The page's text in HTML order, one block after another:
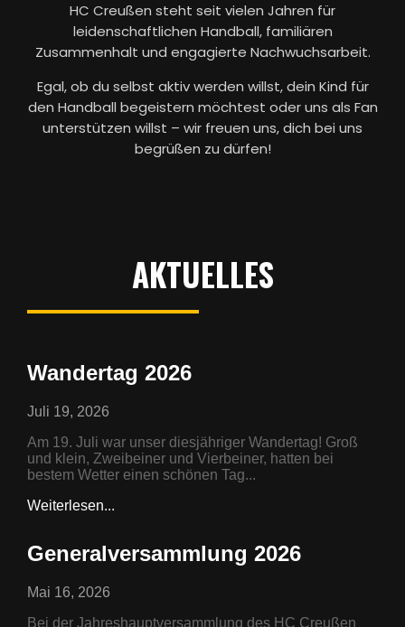
HC Creußen steht seit vielen Jahren für
leidenschaftlichen Handball, familiären
Zusammenhalt und engagierte Nachwuchsarbeit.
Egal, ob du selbst aktiv werden willst, dein Kind für
den Handball begeistern möchtest oder uns als Fan
unterstützen willst – wir freuen uns, dich bei uns
begrüßen zu dürfen!
AKTUELLES
Wandertag 2026
Juli 19, 2026
Am 19. Juli war unser diesjähriger Wandertag! Groß
und klein, Zweibeiner und Vierbeiner, hatten bei
bestem Wetter einen schönen Tag...
Weiterlesen...
Generalversammlung 2026
Mai 16, 2026
Bei der Jahreshauptversammlung des HC Creußen